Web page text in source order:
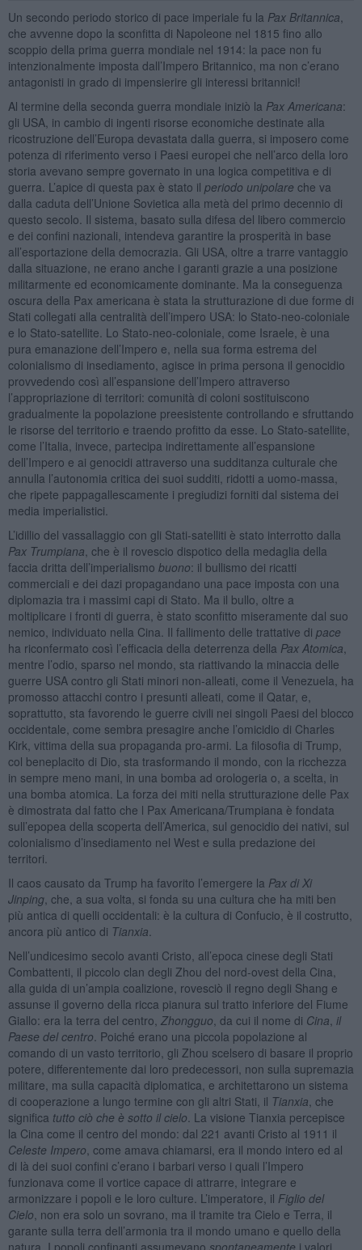
Un secondo periodo storico di pace imperiale fu la Pax Britannica
che avvenne dopo la sconfitta di Napoleone nel 1815 fino allo
scoppio della prima guerra mondiale nel 1914: la pace non fu
intenzionalmente imposta dall’Impero Britannico, ma non c’erano
antagonisti in grado di impensierire gli interessi britannici!
Al termine della seconda guerra mondiale iniziò la Pax Americana:
gli USA, in cambio di ingenti risorse economiche destinate alla
ricostruzione dell’Europa devastata dalla guerra, si imposero come
potenza di riferimento verso i Paesi europei che nell’arco della loro
storia avevano sempre governato in una logica competitiva e di
guerra. L’apice di questa pax è stato il periodo unipolare che va
dalla caduta dell’Unione Sovietica alla metà del primo decennio di
questo secolo. Il sistema, basato sulla difesa del libero commercio
e dei confini nazionali, intendeva garantire la prosperità in base
all’esportazione della democrazia. Gli USA, oltre a trarre vantaggio
dalla situazione, ne erano anche i garanti grazie a una posizione
militarmente ed economicamente dominante. Ma la conseguenza
oscura della Pax americana è stata la strutturazione di due forme di
Stati collegati alla centralità dell’impero USA: lo Stato-neo-coloniale
e lo Stato-satellite. Lo Stato-neo-coloniale, come Israele, è una
pura emanazione dell’Impero e, nella sua forma estrema del
colonialismo di insediamento, agisce in prima persona il genocidio
provvedendo così all’espansione dell’Impero attraverso
l’appropriazione di territori: comunità di coloni sostituiscono
gradualmente la popolazione preesistente controllando e sfruttando
le risorse del territorio e traendo profitto da esse. Lo Stato-satellite,
come l’Italia, invece, partecipa indirettamente all’espansione
dell’Impero e ai genocidi attraverso una sudditanza culturale che
annulla l’autonomia critica dei suoi sudditi, ridotti a uomo-massa,
che ripete pappagallescamente i pregiudizi forniti dal sistema dei
media imperialistici.
L’idillio del vassallaggio con gli Stati-satelliti è stato interrotto dalla
Pax Trumpiana , che è il rovescio dispotico della medaglia della
faccia dritta dell’imperialismo buono: il bullismo dei ricatti
commerciali e dei dazi propagandano una pace imposta con una
diplomazia tra i massimi capi di Stato. Ma il bullo, oltre a
moltiplicare i fronti di guerra, è stato sconfitto miseramente dal suo
nemico, individuato nella Cina. Il fallimento delle trattative di pace
ha riconfermato così l’efficacia della deterrenza della Pax Atomica
mentre l’odio, sparso nel mondo, sta riattivando la minaccia delle
guerre USA contro gli Stati minori non-alleati, come il Venezuela, ha
promosso attacchi contro i presunti alleati, come il Qatar, e,
soprattutto, sta favorendo le guerre civili nei singoli Paesi del blocco
occidentale, come sembra presagire anche l’omicidio di Charles
Kirk, vittima della sua propaganda pro-armi. La filosofia di Trump,
col beneplacito di Dio, sta trasformando il mondo, con la ricchezza
in sempre meno mani, in una bomba ad orologeria o, a scelta, in
una bomba atomica. La forza dei miti nella strutturazione delle Pax
è dimostrata dal fatto che l Pax Americana/Trumpiana è fondata
sull’epopea della scoperta dell’America, sul genocidio dei nativi, sul
colonialismo d’insediamento nel West e sulla predazione dei
territori.
Il caos causato da Trump ha favorito l’emergere la Pax di Xi
Jinping, che, a sua volta, si fonda su una cultura che ha miti ben
più antica di quelli occidentali: è la cultura di Confucio, è il costrutto,
ancora più antico di Tianxia
Nell’undicesimo secolo avanti Cristo, all’epoca cinese degli Stati
Combattenti, il piccolo clan degli Zhou del nord-ovest della Cina,
alla guida di un’ampia coalizione, rovesciò il regno degli Shang e
assunse il governo della ricca pianura sul tratto inferiore del Fiume
Giallo: era la terra del centro, Zhongguo , da cui il nome di Cina il
Paese del centro . Poiché erano una piccola popolazione al
comando di un vasto territorio, gli Zhou scelsero di basare il proprio
potere, differentemente dai loro predecessori, non sulla supremazia
militare, ma sulla capacità diplomatica, e architettarono un sistema
di cooperazione a lungo termine con gli altri Stati, il Tianxia , che
significa tutto ciò che è sotto il cielo . La visione Tianxia percepisce
la Cina come il centro del mondo: dal 221 avanti Cristo al 1911 il
Celeste Impero , come amava chiamarsi, era il mondo intero ed al
di là dei suoi confini c’erano i barbari verso i quali l’Impero
funzionava come il vortice capace di attrarre, integrare e
armonizzare i popoli e le loro culture. L’imperatore, il Figlio del
Cielo , non era solo un sovrano, ma il tramite tra Cielo e Terra, il
garante sulla terra dell’armonia tra il mondo umano e quello della
natura. I popoli confinanti assumevano spontaneamente i valori